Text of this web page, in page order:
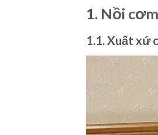
1. Nồi
1.1. Xuất xứ